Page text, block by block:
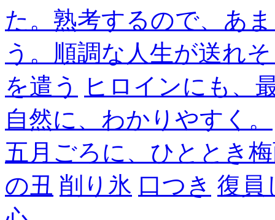
た。熟考するので、あ
う。順調な人生が送れ
を遣う
ヒロインにも、
自然に、わかりやすく。
五月ごろに、ひととき
の丑 削り氷 口つき 復員